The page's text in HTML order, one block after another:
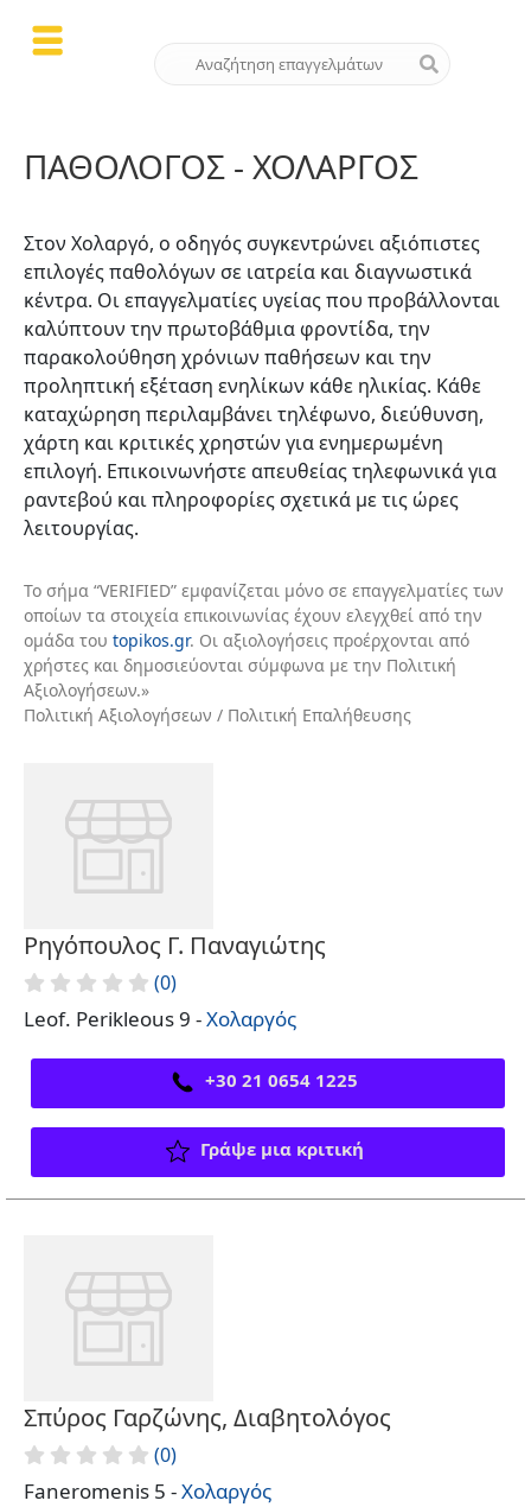
ΠΑΘΟΛΌΓΟΣ - ΧΟΛΑΡΓΌΣ
Στον Χολαργό, ο οδηγός συγκεντρώνει αξιόπιστες
επιλογές παθολόγων σε ιατρεία και διαγνωστικά
κέντρα. Οι επαγγελματίες υγείας που προβάλλονται
καλύπτουν την πρωτοβάθμια φροντίδα, την
παρακολούθηση χρόνιων παθήσεων και την
προληπτική εξέταση ενηλίκων κάθε ηλικίας. Κάθε
καταχώρηση περιλαμβάνει τηλέφωνο, διεύθυνση,
χάρτη και κριτικές χρηστών για ενημερωμένη
επιλογή. Επικοινωνήστε απευθείας τηλεφωνικά για
ραντεβού και πληροφορίες σχετικά με τις ώρες
λειτουργίας.
Το σήμα “VERIFIED” εμφανίζεται μόνο σε επαγγελματίες των
οποίων τα στοιχεία επικοινωνίας έχουν ελεγχθεί από την
ομάδα του topikos.gr. Οι αξιολογήσεις προέρχονται από
χρήστες και δημοσιεύονται σύμφωνα με την Πολιτική
Αξιολογήσεων.»
Πολιτική Αξιολογήσεων / Πολιτική Επαλήθευσης
Ρηγόπουλος Γ. Παναγιώτης
(0)
Leof. Perikleous 9 -Χολαργός
+30 21 0654 1225
Γράψε μια κριτική
Σπύρος Γαρζώνης, Διαβητολόγος
(0)
Faneromenis 5 -Χολαργός